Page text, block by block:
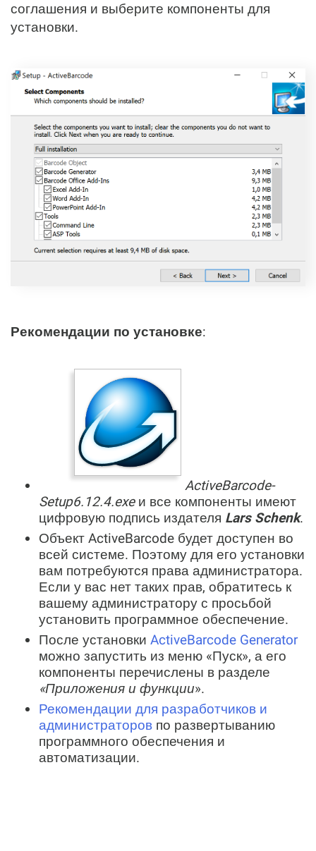
соглашения и выберите компоненты для
установки.
Рекомендации по установке:
ActiveBarcode-
Setup6.12.4.exeи все компоненты имеют
цифровую подпись издателя Lars Schenk.
Объект ActiveBarcode будет доступен во
всей системе. Поэтому для его установки
вам потребуются права администратора.
Если у вас нет таких прав, обратитесь к
вашему администратору с просьбой
установить программное обеспечение.
После установки ActiveBarcode Generator
можно запустить из меню «Пуск», а его
компоненты перечислены в разделе
«Приложения и функции».
Рекомендации для разработчиков и
администраторов по развертыванию
программного обеспечения и
автоматизации.